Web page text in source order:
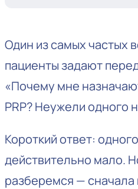
Один из самых частых
пациенты задают
«Почему мне
PRP? Неужели одного
Короткий ответ:
действительно мало.
разберемся —